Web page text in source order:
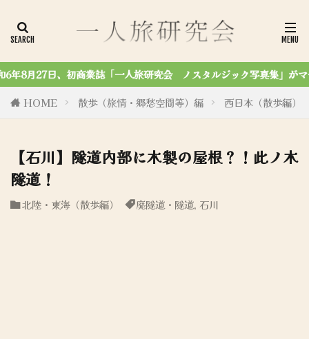
人旅研究会 ノスタルジック写真集」がマール社から刊行されまし
HOME
散歩（旅情・郷愁空間等）編 西日本（散歩編）
【石川】隧道内部に木製の屋根？！此ノ木
隧道！
北陸・東海（散歩編） 廃隧道・隧道, 石川